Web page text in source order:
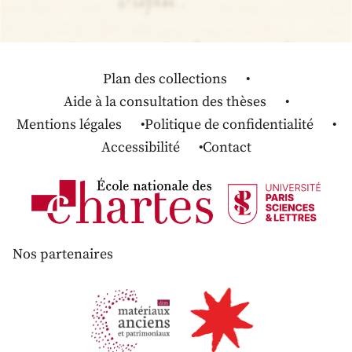
Plan des collections
Aide à la consultation des thèses
Mentions légales
Politique de confidentialité
Accessibilité
Contact
Nos partenaires